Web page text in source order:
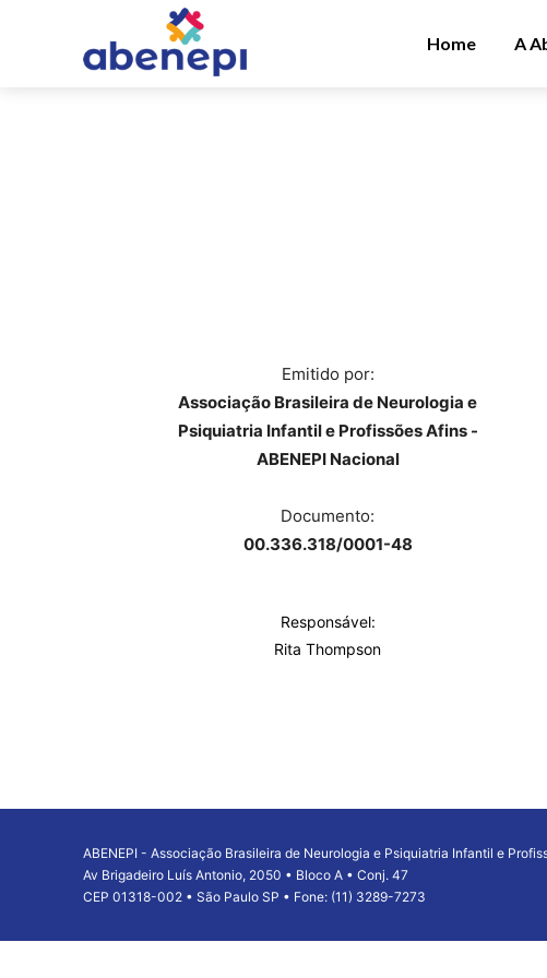
Home A
Emitido por:
Associação Brasileira de Neurologia e
Psiquiatria Infantil e Profissões Afins -
ABENEPI Nacional
Documento:
00.336.318/0001-48
Responsável:
Rita Thompson
ABENEPI - Associação Brasileira de Neurologia e Psiquiatria Infantil e
Av Brigadeiro Luís Antonio, 2050 • Bloco A • Conj. 47
CEP 01318-002 • São Paulo SP • Fone: (11) 3289-7273